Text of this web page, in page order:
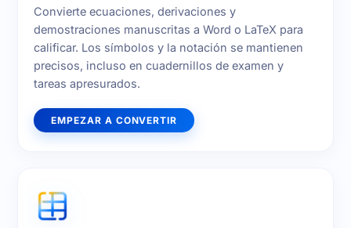
Convierte ecuaciones, derivaciones y
demostraciones manuscritas a Word o LaTeX para
calificar. Los símbolos y la notación se mantienen
precisos, incluso en cuadernillos de examen y
tareas apresurados.
EMPEZAR A CONVERTIR